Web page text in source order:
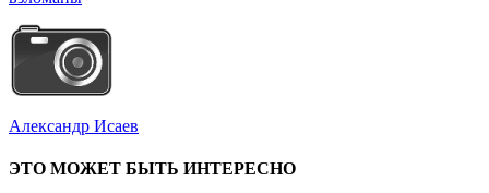
Александр Исаев
ЭТО МОЖЕТ БЫТЬ ИНТЕРЕСНО